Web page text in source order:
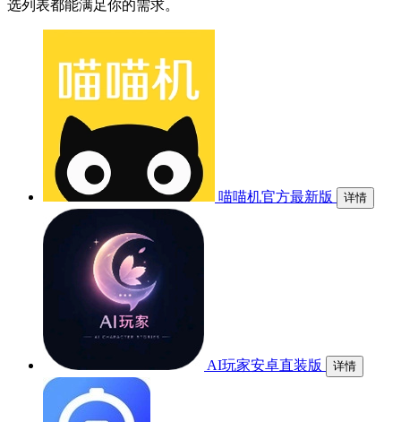
选列表都能满足你的需求。
喵喵机官方最新版 详情
AI玩家安卓直装版 详情